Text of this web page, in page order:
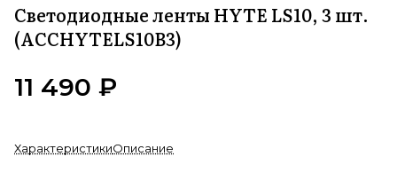
Светодиодные ленты HYTE LS10, 3 шт.
(ACCHYTELS10B3)
11 490 ₽
ХарактеристикиОписание